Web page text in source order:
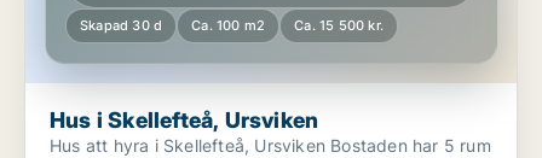
Skapad 30 d Ca. 100 m2 Ca. 15 500 kr.
Hus i Skellefteå, Ursviken
Hus att hyra i Skellefteå, Ursviken Bostaden har 5 rum